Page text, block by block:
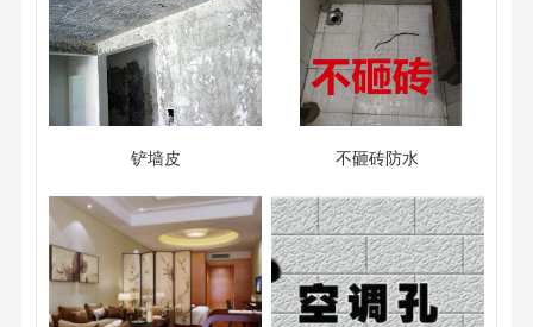
铲墙皮 不砸砖防水